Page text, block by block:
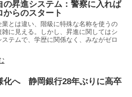
の昇進システム：警察に入れば
からのスタート
業とは違い、階級に特殊な名称を使うの
雑に見える。しかし、昇進に関してはシ
ステムで、学歴に関係なく、みながゼロ
化へ 静岡銀行28年ぶりに高卒